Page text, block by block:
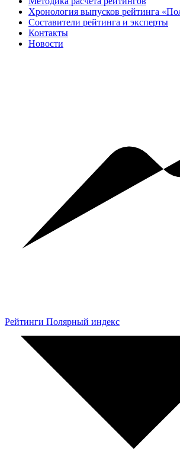
Хронология выпусков рейтинга
Составители рейтинга и эксперты
Контакты
Новости
Рейтинги Полярный индекс